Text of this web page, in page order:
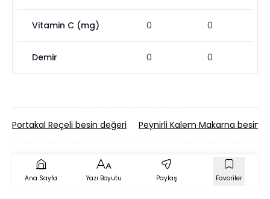
Vitamin C (mg) 0 0
Demir 0 0
Portakal Reçeli besin değeri Peynirli Kalem Makarna besin
Ana Sayfa Yazı Boyutu Paylaş Favoriler